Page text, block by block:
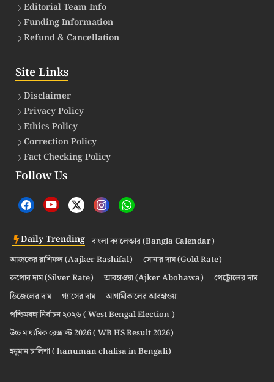
Editorial Team Info
Funding Information
Refund & Cancellation
Site Links
Disclaimer
Privacy Policy
Ethics Policy
Correction Policy
Fact Checking Policy
Follow Us
Daily Trending বাংলা ক্যালেন্ডার (Bangla Calendar)
আজকের রাশিফল (Aajker Rashifal)
সোনার দাম (Gold Rate)
রুপোর দাম (Silver Rate)
আবহাওয়া (Ajker Abohawa)
পেট্রোলের দাম
ডিজেলের দাম
গ্যাসের দাম
আগামীকালের আবহাওয়া
পশ্চিমবঙ্গ নির্বাচন ২০২৬ ( West Bengal Election )
উচ্চ মাধ্যমিক রেজাল্ট 2026 ( WB HS Result 2026)
হনুমান চালিশা ( hanuman chalisa in Bengali)